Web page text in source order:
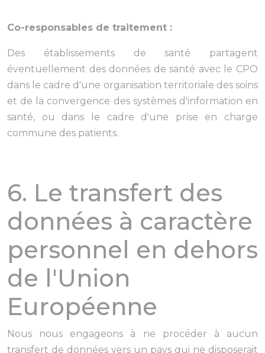
Co-responsables de traitement :
Des établissements de santé partagent
éventuellement des données de santé avec le CPO
dans le cadre d'une organisation territoriale des soins
et de la convergence des systèmes d'information en
santé, ou dans le cadre d'une prise en charge
commune des patients.
6. Le transfert des
données à caractère
personnel en dehors
de l'Union
Européenne
Nous nous engageons à ne procéder à aucun
transfert de données vers un pays qui ne disposerait